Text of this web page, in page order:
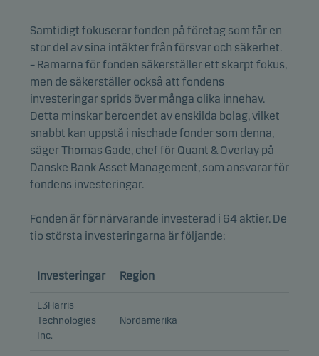
Samtidigt fokuserar fonden på företag som får en
stor del av sina intäkter från försvar och säkerhet.
– Ramarna för fonden säkerställer ett skarpt fokus,
men de säkerställer också att fondens
investeringar sprids över många olika innehav.
Detta minskar beroendet av enskilda bolag, vilket
snabbt kan uppstå i nischade fonder som denna,
säger Thomas Gade, chef för Quant & Overlay på
Danske Bank Asset Management, som ansvarar för
fondens investeringar.
Fonden är för närvarande investerad i 64 aktier. De
tio största investeringarna är följande:
Investeringar Region
L3Harris
Technologies
Inc.
Nordamerika